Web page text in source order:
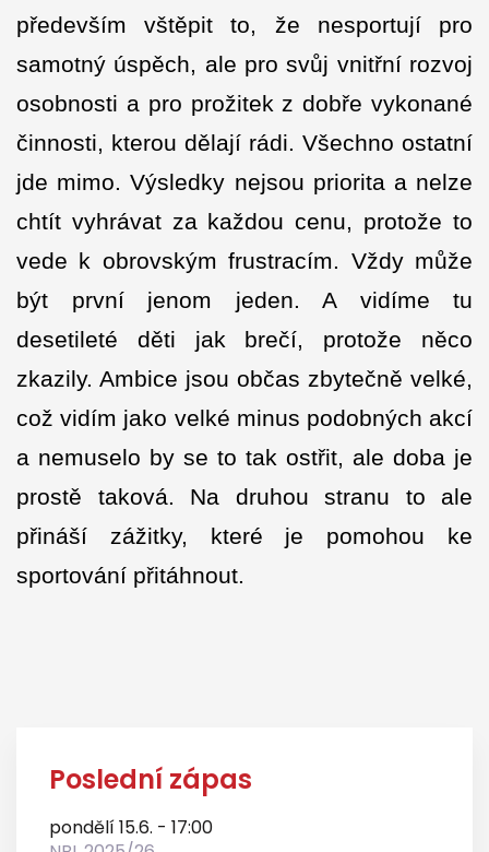
především vštěpit to, že nesportují pro
samotný úspěch, ale pro svůj vnitřní rozvoj
osobnosti a pro prožitek z dobře vykonané
činnosti, kterou dělají rádi. Všechno ostatní
jde mimo. Výsledky nejsou priorita a nelze
chtít vyhrávat za každou cenu, protože to
vede k obrovským frustracím. Vždy může
být první jenom jeden. A vidíme tu
desetileté děti jak brečí, protože něco
zkazily. Ambice jsou občas zbytečně velké,
což vidím jako velké minus podobných akcí
a nemuselo by se to tak ostřit, ale doba je
prostě taková. Na druhou stranu to ale
přináší zážitky, které je pomohou ke
sportování přitáhnout.
Poslední zápas
pondělí 15.6. - 17:00